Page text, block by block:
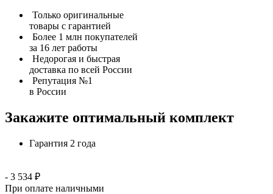
Только оригинальные
товары с гарантией
Более 1 млн покупателей
за 16 лет работы
Недорогая и быстрая
доставка по всей России
Репутация №1
в России
Закажите оптимальный комплект
Гарантия 2 года
- 3 534 ₽
При оплате наличными